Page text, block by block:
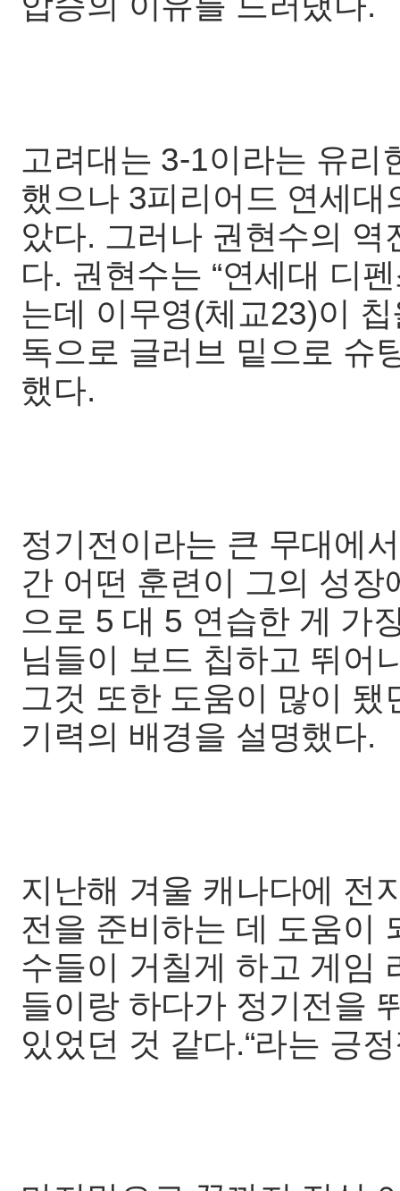
고려대는 3-1이라는 유
했으나 3피리어드 연세
았다. 그러나 권현수의
다. 권현수는 “연세대 디
는데 이무영(체교23)이
독으로 글러브 밑으로 슈
했다.
정기전이라는 큰 무대에
간 어떤 훈련이 그의 성장
으로 5 대 5 연습한 게 가
님들이 보드 칩하고 뛰어
그것 또한 도움이 많이 됐
기력의 배경을 설명했다.
지난해 겨울 캐나다에 전
전을 준비하는 데 도움이
수들이 거칠게 하고 게임
들이랑 하다가 정기전을
있었던 것 같다.“라는 긍